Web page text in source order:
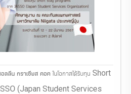
ลีน กราเซียส คอค ในโอกาสได้รับทุน Short
(Japan Student Services